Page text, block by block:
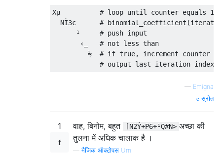
Xµ          # loop until counter equals 1
NÌ3c      #
      ¹     # push input
       ‹_   # not less than
         ½  # if true, increment counter
— Emigna
स्रोत
1 वाह, बिनोम, बहुत [N2Ý+P6÷¹Q#N> अच्छा की
तुलना में अधिक चालाक है ।
—मैजिक ऑक्टोपस Urn